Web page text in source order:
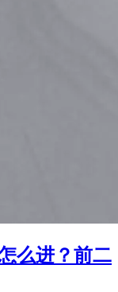
么进？前二